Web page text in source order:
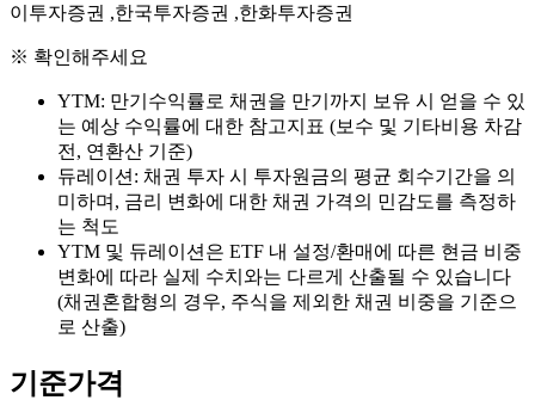
이투자증권 ,한국투자증권 ,한화투자증권
※ 확인해주세요
YTM: 만기수익률로 채권을 만기까지 보유 시 얻을 수 있
는 예상 수익률에 대한 참고지표 (보수 및 기타비용 차감
전, 연환산 기준)
듀레이션: 채권 투자 시 투자원금의 평균 회수기간을 의
미하며, 금리 변화에 대한 채권 가격의 민감도를 측정하
는 척도
YTM 및 듀레이션은 ETF 내 설정/환매에 따른 현금 비중
변화에 따라 실제 수치와는 다르게 산출될 수 있습니다
(채권혼합형의 경우, 주식을 제외한 채권 비중을 기준으
로 산출)
기준가격